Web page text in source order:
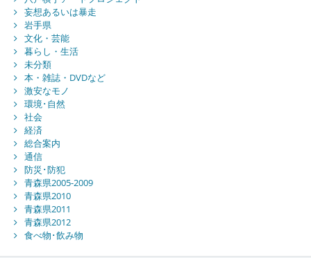
妄想あるいは暴走
岩手県
文化・芸能
暮らし・生活
未分類
本・雑誌・DVDなど
激安なモノ
環境･自然
社会
経済
総合案内
通信
防災･防犯
青森県2005-2009
青森県2010
青森県2011
青森県2012
食べ物･飲み物